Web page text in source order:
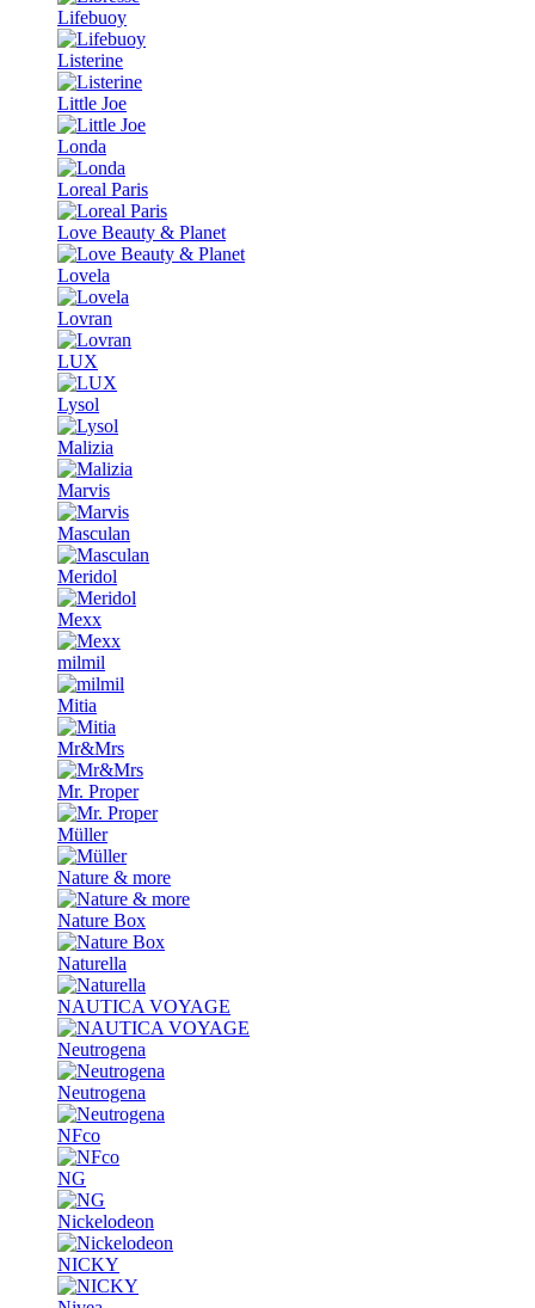
Lifebuoy
Listerine
Little Joe
Londa
Loreal Paris
Love Beauty & Planet
Lovela
Lovran
LUX
Lysol
Malizia
Marvis
Masculan
Meridol
Mexx
milmil
Mitia
Mr&Mrs
Mr. Proper
Müller
Nature & more
Nature Box
Naturella
NAUTICA VOYAGE
Neutrogena
Neutrogena
NFco
NG
Nickelodeon
NICKY